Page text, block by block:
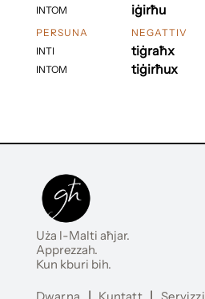
INTOM
iġirħu
PERSUNA
INTI
INTOM
NEGATTIV
tiġraħx
tiġirħux
Uża l-Malti aħjar.
Apprezzah.
Kun kburi bih.